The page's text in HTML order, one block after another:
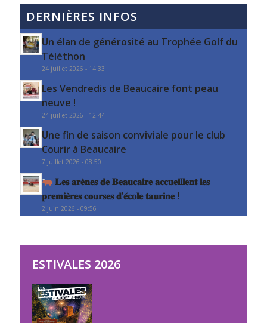
DERNIÈRES INFOS
Un élan de générosité au Trophée Golf du
Téléthon
24 juillet 2026 - 14:33
Les Vendredis de Beaucaire font peau
neuve !
24 juillet 2026 - 12:44
Une fin de saison conviviale pour le club
Courir à Beaucaire
7 juillet 2026 - 08:50
𝐋𝐞𝐬 𝐚𝐫𝐞̀𝐧𝐞𝐬 𝐝𝐞 𝐁𝐞𝐚𝐮𝐜𝐚𝐢𝐫𝐞 𝐚𝐜𝐜𝐮𝐞𝐢𝐥𝐥𝐞𝐧𝐭 𝐥𝐞𝐬
𝐩𝐫𝐞𝐦𝐢𝐞̀𝐫𝐞𝐬 𝐜𝐨𝐮𝐫𝐬𝐞𝐬 𝐝’𝐞́𝐜𝐨𝐥𝐞 𝐭𝐚𝐮𝐫𝐢𝐧𝐞 !
2 juin 2026 - 09:56
ESTIVALES 2026